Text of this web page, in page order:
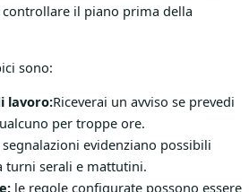
il piano prima della
sono:
lavoro:Riceverai un avviso se prevedi
per troppe ore.
segnalazioni evidenziano possibili
turni serali e mattutini.
le regole configurate possono essere